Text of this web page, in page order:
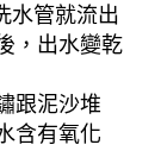
水管就流出
，出水變乾
跟泥沙堆
含有氧化